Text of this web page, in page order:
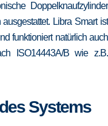
Doppelknaufzylinder
Libra Smart ist
funktioniert natürlich auch
ISO14443A/B wie z.B.
Systems